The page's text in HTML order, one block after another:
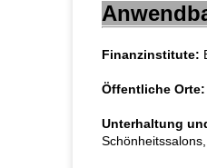
Finanzinstitute:
Öffentliche Orte:
Unterhaltung